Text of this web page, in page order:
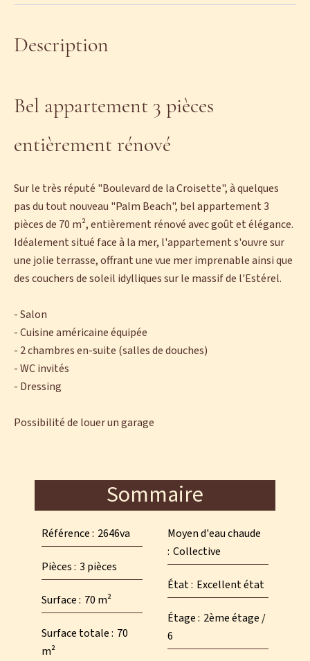
Description
Bel appartement 3 pièces
entièrement rénové
Sur le très réputé "Boulevard de la Croisette", à quelques
pas du tout nouveau "Palm Beach", bel appartement 3
pièces de 70 m², entièrement rénové avec goût et élégance.
Idéalement situé face à la mer, l'appartement s'ouvre sur
une jolie terrasse, offrant une vue mer imprenable ainsi que
des couchers de soleil idylliques sur le massif de l'Estérel.
- Salon
- Cuisine américaine équipée
- 2 chambres en-suite (salles de douches)
- WC invités
- Dressing
Possibilité de louer un garage
Sommaire
Référence 2646va
Pièces 3 pièces
Surface 70 m²
Surface totale 70
m²
Moyen d'eau chaude
Collective
État Excellent état
Étage 2ème étage /
6